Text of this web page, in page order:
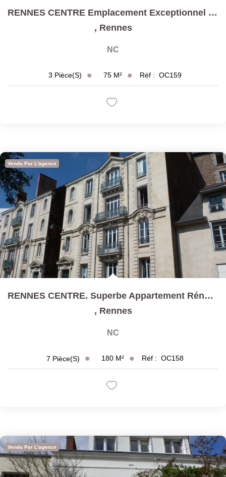
RENNES CENTRE Emplacement Exceptionnel Vue Sur Parc 75 M²...
, Rennes
NC
3 Pièce(s) 75 M² Réf : OC159
Vendu Par L'agence
RENNES CENTRE. Superbe Appartement Rénové 7 Pièces 180 M² ...
, Rennes
NC
7 Pièce(s) 180 M² Réf : OC158
Vendu Par L'agence